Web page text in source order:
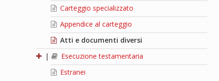
Carteggio specializzato
Appendice al carteggio
Atti e documenti diversi
|
Esecuzione testamentaria
Estranei